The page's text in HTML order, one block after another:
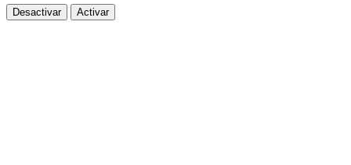
Desactivar Activar